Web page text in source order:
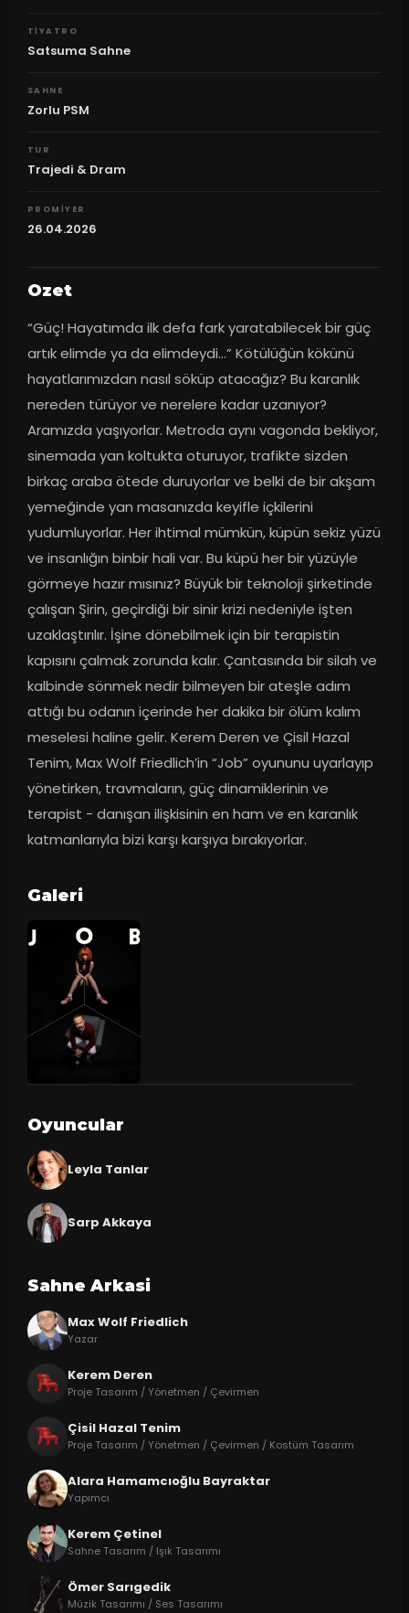
TIYATRO
Satsuma Sahne
SAHNE
Zorlu PSM
TUR
Trajedi & Dram
PROMIYER
26.04.2026
Ozet
“Güç! Hayatımda ilk defa fark yaratabilecek bir güç
artık elimde ya da elimdeydi…” Kötülüğün kökünü
hayatlarımızdan nasıl söküp atacağız? Bu karanlık
nereden türüyor ve nerelere kadar uzanıyor?
Aramızda yaşıyorlar. Metroda aynı vagonda bekliyor,
sinemada yan koltukta oturuyor, trafikte sizden
birkaç araba ötede duruyorlar ve belki de bir akşam
yemeğinde yan masanızda keyifle içkilerini
yudumluyorlar. Her ihtimal mümkün, küpün sekiz yüzü
ve insanlığın binbir hali var. Bu küpü her bir yüzüyle
görmeye hazır mısınız? Büyük bir teknoloji şirketinde
çalışan Şirin, geçirdiği bir sinir krizi nedeniyle işten
uzaklaştırılır. İşine dönebilmek için bir terapistin
kapısını çalmak zorunda kalır. Çantasında bir silah ve
kalbinde sönmek nedir bilmeyen bir ateşle adım
attığı bu odanın içerinde her dakika bir ölüm kalım
meselesi haline gelir. Kerem Deren ve Çisil Hazal
Tenim, Max Wolf Friedlich’in “Job” oyununu uyarlayıp
yönetirken, travmaların, güç dinamiklerinin ve
terapist - danışan ilişkisinin en ham ve en karanlık
katmanlarıyla bizi karşı karşıya bırakıyorlar.
Galeri
Oyuncular
Leyla Tanlar
Sarp Akkaya
Sahne Arkasi
Max Wolf Friedlich
Yazar
Kerem Deren
Proje Tasarım / Yönetmen / Çevirmen
Çisil Hazal Tenim
Proje Tasarım / Yönetmen / Çevirmen / Kostüm Tasarım
Alara Hamamcıoğlu Bayraktar
Yapımcı
Kerem Çetinel
Sahne Tasarım / Işık Tasarımı
Ömer Sarıgedik
Müzik Tasarımı / Ses Tasarımı